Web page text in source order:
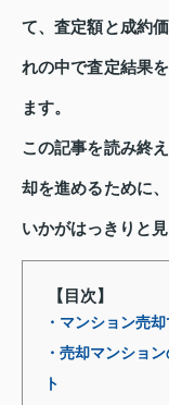
て、査定額と成約
れの中で査定結果
ます。
この記事を読み終
却を進めるために
いかがはっきりと
【目次】
・マンション売
・売却マンショ
ト